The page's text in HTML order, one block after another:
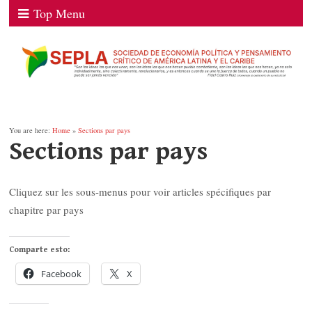
Top Menu
You are here:Home »Sections par pays
Sections par pays
Cliquez sur les sous-menus pour voir articles spécifiques par
chapitre par pays
Comparte esto:
Facebook X